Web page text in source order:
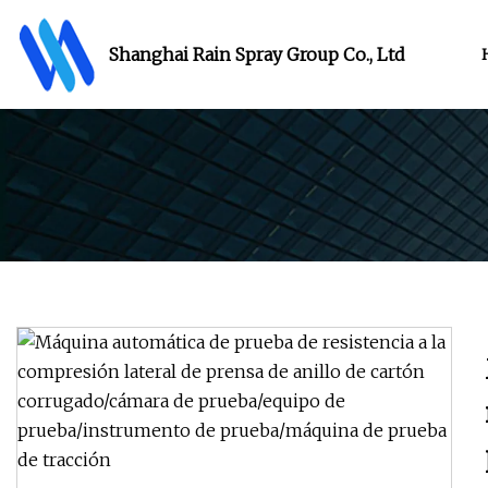
Shanghai Rain Spray Group Co., Ltd